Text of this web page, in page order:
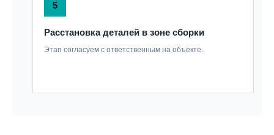
5
Расстановка деталей в зоне сборки
Этап согласуем с ответственным на объекте.